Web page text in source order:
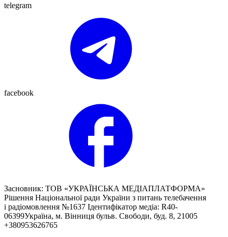
telegram
facebook
Засновник: ТОВ «УКРАЇНСЬКА МЕДІАПЛАТФОРМА»
Рішення Національної ради України з питань телебачення
і радіомовлення №1637 Ідентифікатор медіа: R40-
06399Україна, м. Вінниця бульв. Свободи, буд. 8, 21005
+380953626765